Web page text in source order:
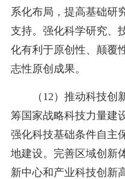
系化布局，提高基础研
支持。强化科学研究、
化有利于原创性、颠覆
志性原创成果。
（12）推动科技
筹国家战略科技力量建
强化科技基础条件自主
地建设。完善区域创新
新中心和产业科技创新